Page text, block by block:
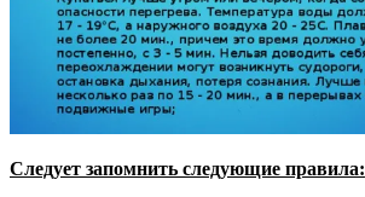
Следует запомнить следующие правила: